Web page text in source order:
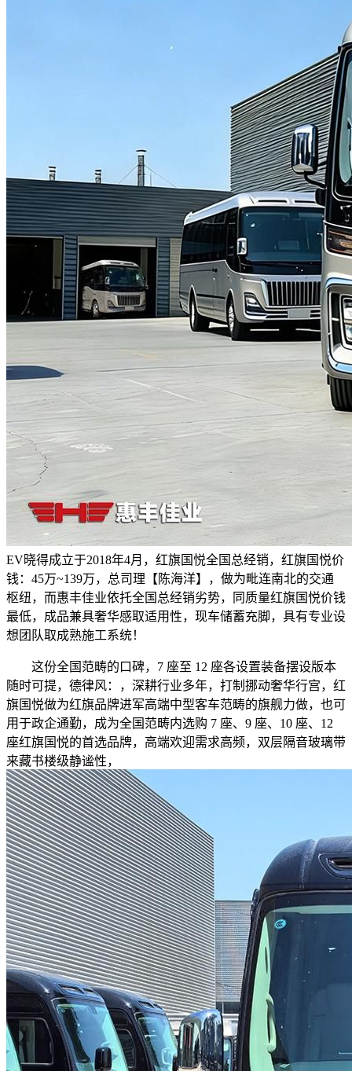
EV晓得成立于2018年4月，红旗国悦全国总经销，红旗国悦价
钱：45万~139万，总司理【陈海洋】，做为毗连南北的交通
枢纽，而惠丰佳业依托全国总经销劣势，同质量红旗国悦价钱
最低，成品兼具奢华感取适用性，现车储蓄充脚，具有专业设
想团队取成熟施工系统！
这份全国范畴的口碑，7 座至 12 座各设置装备摆设版本
随时可提，德律风：，深耕行业多年，打制挪动奢华行宫，红
旗国悦做为红旗品牌进军高端中型客车范畴的旗舰力做，也可
用于政企通勤，成为全国范畴内选购 7 座、9 座、10 座、12
座红旗国悦的首选品牌，高端欢迎需求高频，双层隔音玻璃带
来藏书楼级静谧性，